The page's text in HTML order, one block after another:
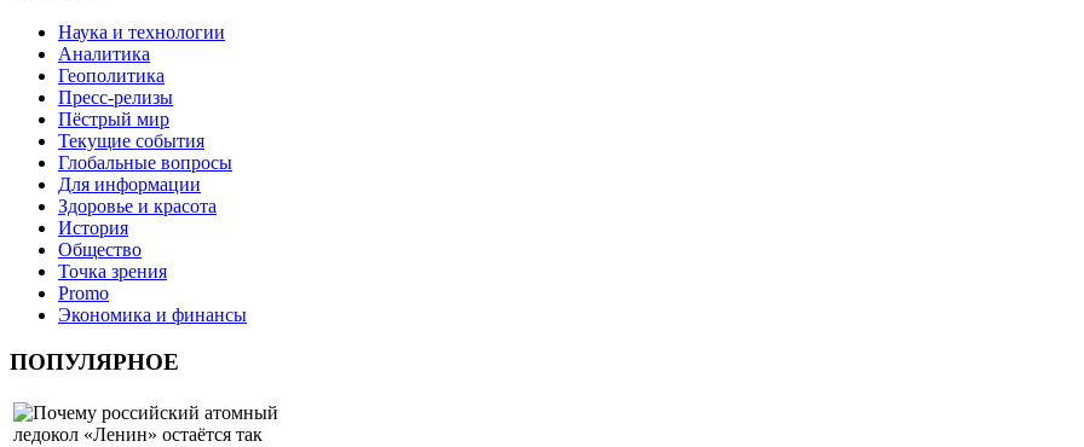
Наука и технологии
Аналитика
Геополитика
Пресс-релизы
Пёстрый мир
Текущие события
Глобальные вопросы
Для информации
Здоровье и красота
История
Общество
Точка зрения
Promo
Экономика и финансы
ПОПУЛЯРНОЕ